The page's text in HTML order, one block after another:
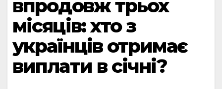
впродовж трьох
місяців: хто з
українців отримає
виплати в січні?